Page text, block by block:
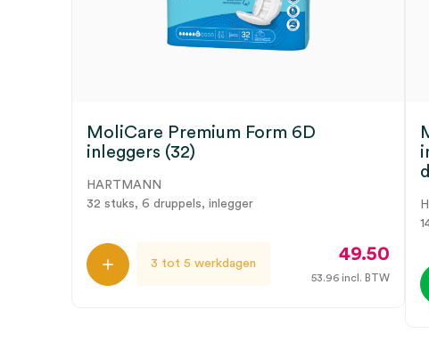
MoliCare Premium Form 6D
inleggers (32)
HARTMANN
32 stuks, 6 druppels, inlegger
3 tot 5 werkdagen 49.50
53.96 incl. BTW